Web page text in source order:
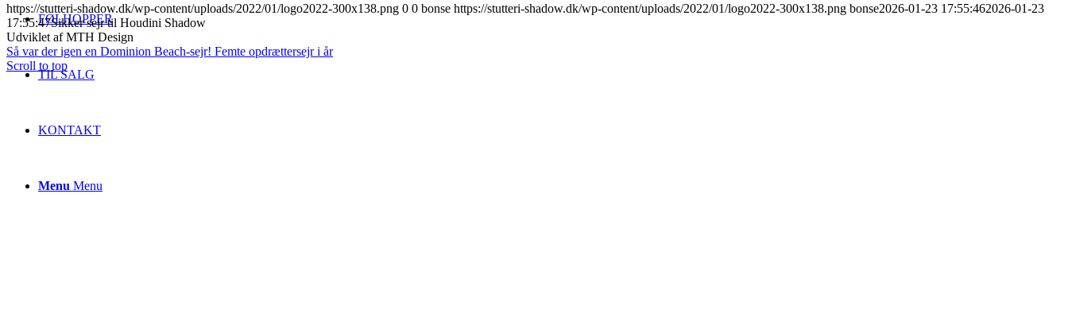
FØLHOPPER
TIL SALG
KONTAKT
Menu Menu
https://stutteri-shadow.dk/wp-content/uploads/2022/01/logo2022-300x138.png 0 0 bonse https://stutteri-shadow.dk/wp-content/uploads/2022/01/logo2022-300x138.png bonse2026-01-23 17:55:462026-01-23
17:55:47Sikker sejr til Houdini Shadow
Udviklet af MTH Design
Så var der igen en Dominion Beach-sejr! Femte opdrættersejr i år
Scroll to top